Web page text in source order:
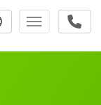
Toggle